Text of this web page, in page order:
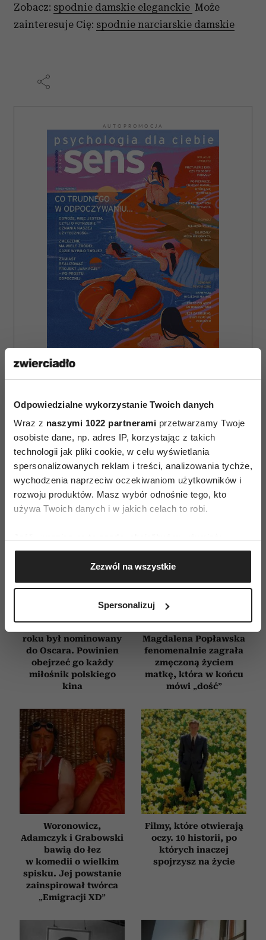
Odpowiedzialne wykorzystanie Twoich danych
Wraz z naszymi 1022 partnerami przetwarzamy Twoje
osobiste dane, np. adres IP, korzystając z takich
technologii jak pliki cookie, w celu wyświetlania
spersonalizowanych reklam i treści, analizowania tychże,
wychodzenia naprzeciw oczekiwaniom użytkowników i
rozwoju produktów. Masz wybór odnośnie tego, kto
używa Twoich danych i w jakich celach to robi.
Gromadzić dane dotyczące Twojej lokalizacji
geograficznej z dokładnością nawet do kilku metrów
Identyfikować Twoje urządzenie, aktywnie
(fingerprinting, czyli wirtualny odcisk palca)
dane są przetwarzane oraz ustaw własne preferencje w
sekcji szczegółów. W Deklaracji plików cookie możesz
zmienić lub wycofać swoją zgodę w dowolnej chwili.
i reklam, aby oferować funkcje społecznościowe i
analizować ruch w naszej witrynie. Informacje o tym, jak
korzystasz z naszej witryny, udostępniamy partnerom
społecznościowym, reklamowym i analitycznym.
Partnerzy mogą połączyć te informacje z innymi danymi
otrzymanymi od Ciebie lub uzyskanymi podczas
korzystania z ich usług.
Zezwól na wszystkie
Spersonalizuj
Zobacz: spodnie damskie eleganckie Może
zainteresuje Cię: spodnie narciarskie damskie
AUTOPROMOCJA
E-WYDANIE
roku był nominowany
do Oscara. Powinien
obejrzeć go każdy
miłośnik polskiego
kina
Magdalena Popławska
fenomenalnie zagrała
zmęczoną życiem
matkę, która w końcu
mówi „dość”
Woronowicz,
Adamczyk i Grabowski
bawią do łez
w komedii o wielkim
spisku. Jej powstanie
zainspirował twórca
„Emigracji XD”
Filmy, które otwierają
oczy. 10 historii, po
których inaczej
spojrzysz na życie